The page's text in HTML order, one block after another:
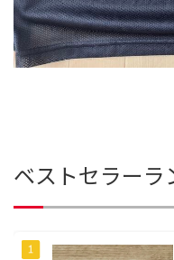
ベストセラーラ